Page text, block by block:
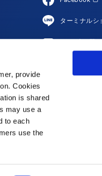
provide
Cookies
is shared
may use a
to each
use the
ターミナルシ
YouTube